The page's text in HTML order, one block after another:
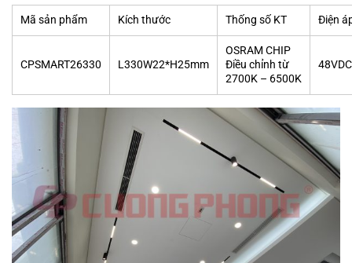
Mã sản phẩm Kích thước Thống số KT Điện
CPSMART26330 L330W22*H25mm
OSRAM CHIP
Điều chỉnh từ
2700K – 6500K
48VDC